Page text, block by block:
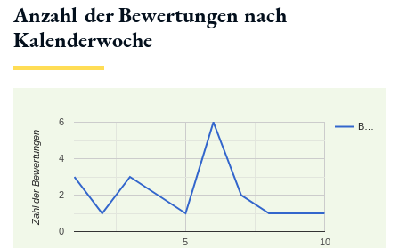
Anzahl der Bewertungen nach
Kalenderwoche
B…
5 10
0
2
4
6
Zahl der Bewertungen